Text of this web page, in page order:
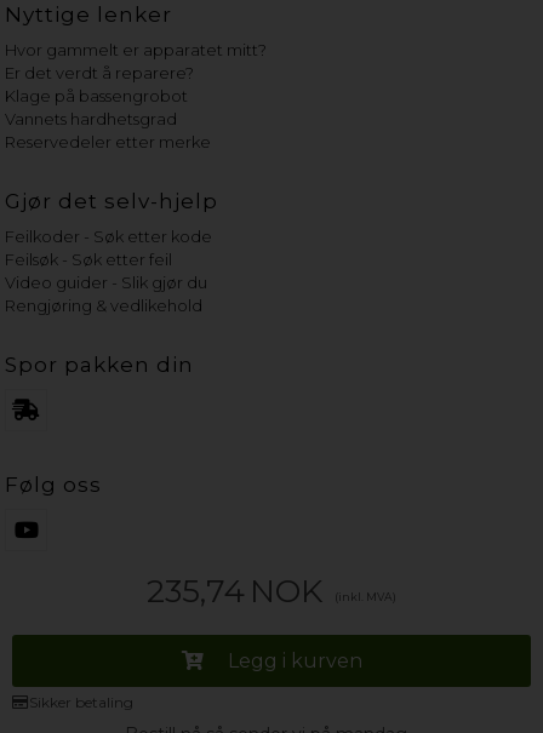
235,74 NOK (inkl. MVA)
Legg i kurven
Sikker betaling
Nyttige lenker
Hvor gammelt er apparatet mitt?
Er det verdt å reparere?
Klage på bassengrobot
Vannets hardhetsgrad
Reservedeler etter merke
Gjør det selv-hjelp
Feilkoder - Søk etter kode
Feilsøk - Søk etter feil
Video guider - Slik gjør du
Rengjøring & vedlikehold
Spor pakken din
Følg oss